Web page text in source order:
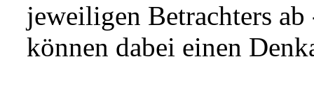
jeweiligen Betrachters
können dabei einen